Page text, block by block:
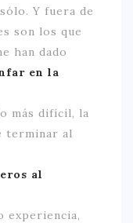
Y fuera de
son los que
han dado
en la
más difícil, la
terminar al
al
experiencia,